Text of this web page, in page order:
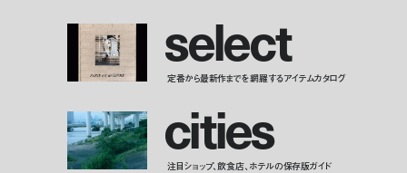
select
定番から最新作までを網羅するアイテムカタログ
cities
注目ショップ、飲食店、ホテルの保存版ガイド